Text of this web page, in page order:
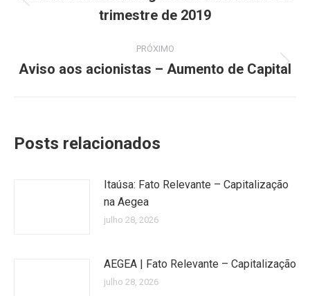
Post
anterior:
trimestre de 2019
PRÓXIMO
Próximo
Aviso aos acionistas – Aumento de Capital
Posts relacionados
Itaúsa: Fato Relevante – Capitalização
na Aegea
julho 28, 2026
AEGEA | Fato Relevante – Capitalização
julho 28, 2026